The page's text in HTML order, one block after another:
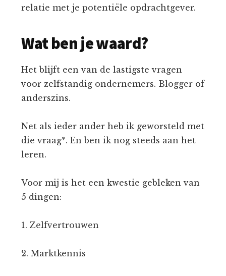
relatie met je potentiële opdrachtgever.
Wat ben je waard?
Het blijft een van de lastigste vragen
voor zelfstandig ondernemers. Blogger of
anderszins.
Net als ieder ander heb ik geworsteld met
die vraag*. En ben ik nog steeds aan het
leren.
Voor mij is het een kwestie gebleken van
5 dingen:
1. Zelfvertrouwen
2. Marktkennis